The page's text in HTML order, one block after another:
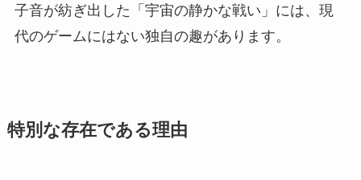
子音が紡ぎ出した「宇宙の静かな戦い」には、現
代のゲームにはない独自の趣があります。
特別な存在である理由